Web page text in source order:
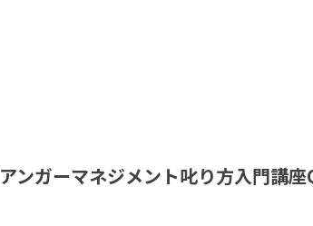
アンガーマネジメント叱り方入門講座